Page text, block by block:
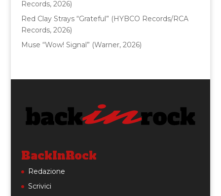
Records, 2026)
Red Clay Strays “Grateful” (HYBCO Records/RCA
Records, 2026)
Muse “Wow! Signal” (Warner, 2026)
BackInRock
Redazione
Scrivici